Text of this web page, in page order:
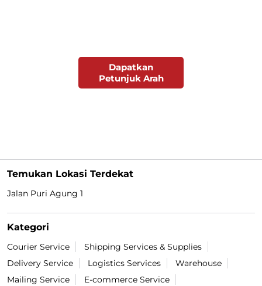
Dapatkan
Petunjuk Arah
Temukan Lokasi Terdekat
Jalan Puri Agung 1
Kategori
Courier Service
Shipping Services & Supplies
Delivery Service
Logistics Services
Warehouse
Mailing Service
E-commerce Service